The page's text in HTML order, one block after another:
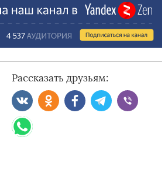
Рассказать друзьям: